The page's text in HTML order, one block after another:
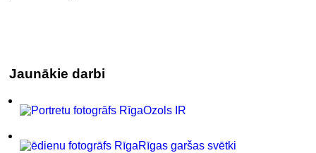
Jaunākie darbi
Ozols IR
Rīgas garšas svētki